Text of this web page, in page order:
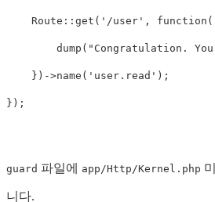
Route :: get ( '/user' , function
dump ( "Congratulation.
}) ->name ( 'user.read' );
});
guard 파일에 app/Http/Kernel.php
니다.